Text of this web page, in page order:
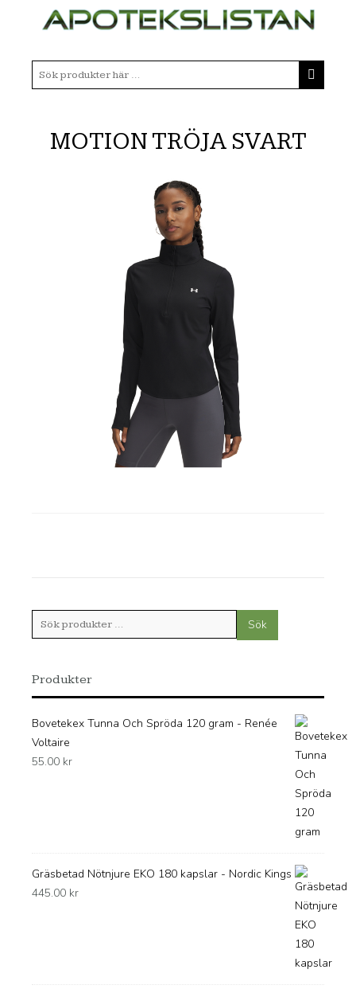
MOTION TRÖJA SVART
Sök
efter:
Sök
Produkter
Bovetekex Tunna Och Spröda 120 gram - Renée
Voltaire
55.00 kr
Gräsbetad Nötnjure EKO 180 kapslar - Nordic Kings
445.00 kr